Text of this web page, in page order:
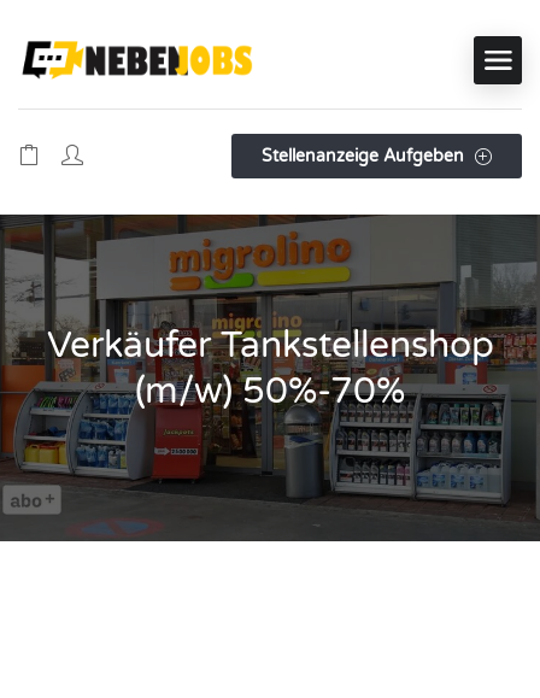
Stellenanzeige Aufgeben
Verkäufer Tankstellenshop
(m/w) 50%-70%